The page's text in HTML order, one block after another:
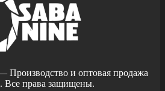
Производство и оптовая продажа
Все права защищены.